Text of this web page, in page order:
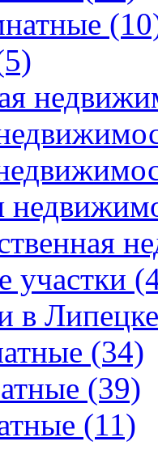
участки
в Липецке
(34)
(39)
(11)